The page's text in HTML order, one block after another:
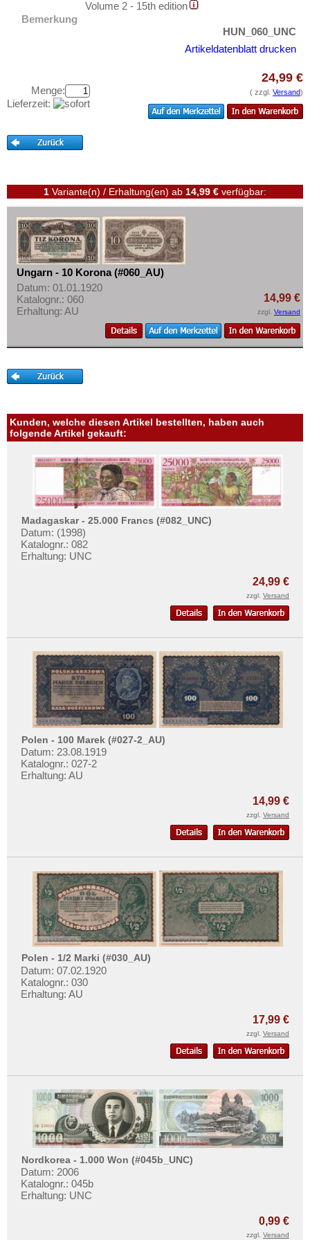
Testbanknoten
Banknotenbriefe
Gutscheine
Kontakt
Preislisten
Ankauf
Erhaltungsgrade
Gratisbanknoten
FAQ
Mehr über...
Zahlungsbedingungen
Widerrufsbelehrung
AGB
Impressum
Volume 2 - 15th edition
Bemerkung
HUN_060_UNC
Artikeldatenblatt drucken
Menge:
Lieferzeit:
24,99 €
( zzgl. Versand)
1 Variante(n) / Erhaltung(en) ab 14,99 € verfügbar:
Ungarn - 10 Korona (#060_AU)
Datum: 01.01.1920
Katalognr.: 060
Erhaltung: AU
14,99 €
zzgl. Versand
Kunden, welche diesen Artikel bestellten, haben auch
folgende Artikel gekauft:
Madagaskar - 25.000 Francs (#082_UNC)
Datum: (1998)
Katalognr.: 082
Erhaltung: UNC
24,99 €
zzgl. Versand
Polen - 100 Marek (#027-2_AU)
Datum: 23.08.1919
Katalognr.: 027-2
Erhaltung: AU
14,99 €
zzgl. Versand
Polen - 1/2 Marki (#030_AU)
Datum: 07.02.1920
Katalognr.: 030
Erhaltung: AU
17,99 €
zzgl. Versand
Nordkorea - 1.000 Won (#045b_UNC)
Datum: 2006
Katalognr.: 045b
Erhaltung: UNC
0,99 €
zzgl. Versand